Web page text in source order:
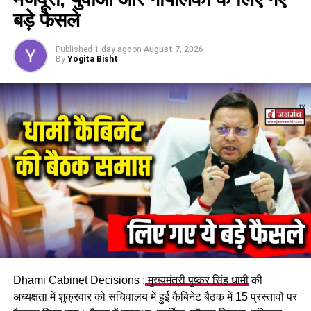
UTTARAKHAND NEWS
केशव नेगी की गिरफ्तारी पर क्यों भड़का उत्तराखंड?, आम जनता से
लेकर नेताओं तक ने उठाए सवाल
DON'T MISS
उत्तराखंड में आज से आज से शुरू हुआ SIR, घर-घर जाकर
मतदाताओं को बाटेंगे गणना फार्म
बड़े फैसले
Published 1 day agoon August 7, 2026
By Yogita Bisht
Dhami Cabinet Decisions : मुख्यमंत्री पुष्कर सिंह धामीकी
अध्यक्षता में शुक्रवार को सचिवालय में हुई कैबिनेट बैठक में 15 प्रस्तावों पर